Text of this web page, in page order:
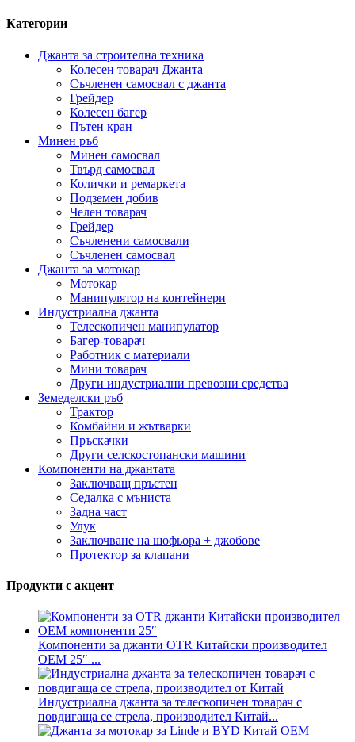
Категории
Джанта за строителна техника
Колесен товарач Джанта
Съчленен самосвал с джанта
Грейдер
Колесен багер
Пътен кран
Минен ръб
Минен самосвал
Твърд самосвал
Колички и ремаркета
Подземен добив
Челен товарач
Грейдер
Съчленени самосвали
Съчленен самосвал
Джанта за мотокар
Мотокар
Манипулятор на контейнери
Индустриална джанта
Телескопичен манипулатор
Багер-товарач
Работник с материали
Мини товарач
Други индустриални превозни средства
Земеделски ръб
Трактор
Комбайни и жътварки
Пръскачки
Други селскостопански машини
Компоненти на джантата
Заключващ пръстен
Седалка с мъниста
Задна част
Улук
Заключване на шофьора + джобове
Протектор за клапани
Продукти с акцент
Компоненти за джанти OTR Китайски производител
OEM 25″ ...
Индустриална джанта за телескопичен товарач с
повдигаща се стрела, производител Китай...